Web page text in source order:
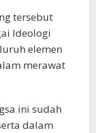
tersebut
Ideologi
elemen
merawat
ini sudah
dalam